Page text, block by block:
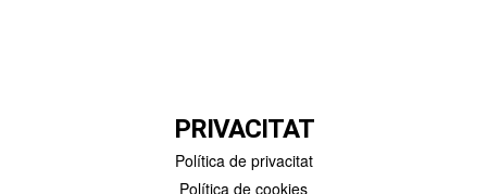
PRIVACITAT
Política de privacitat
Política de cookies